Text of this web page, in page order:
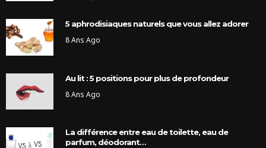
5 aphrodisiaques naturels que vous allez adorer
8 Ans Ago
Au lit : 5 positions pour plus de profondeur
8 Ans Ago
La différence entre eau de toilette, eau de
parfum, déodorant…